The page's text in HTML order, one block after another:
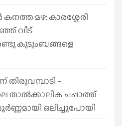
മഴ: കാരശ്ശേരി
വീട്
കുടുംബങ്ങളെ
–
ചപ്പാത്ത്
ഒലിച്ചുപോയി